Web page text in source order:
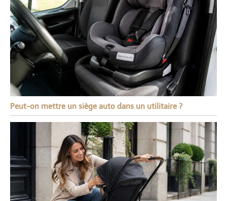
Peut-on mettre un siège auto dans un utilitaire ?